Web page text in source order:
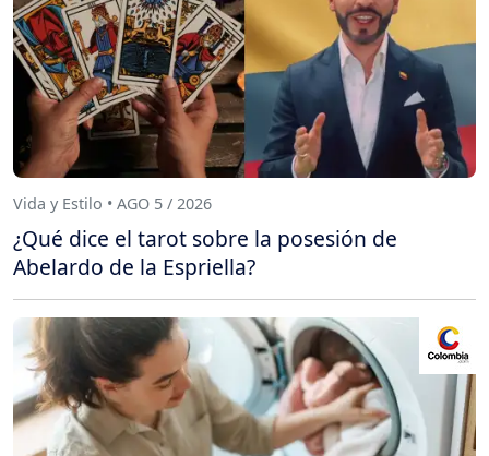
Vida y Estilo • AGO 5 / 2026
¿Qué dice el tarot sobre la posesión de
Abelardo de la Espriella?